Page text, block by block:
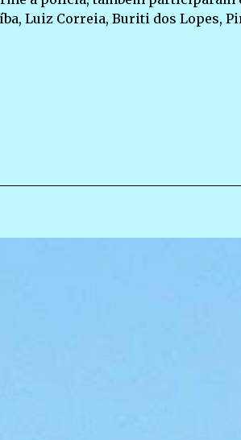
Luiz Correia, Buriti dos Lopes,